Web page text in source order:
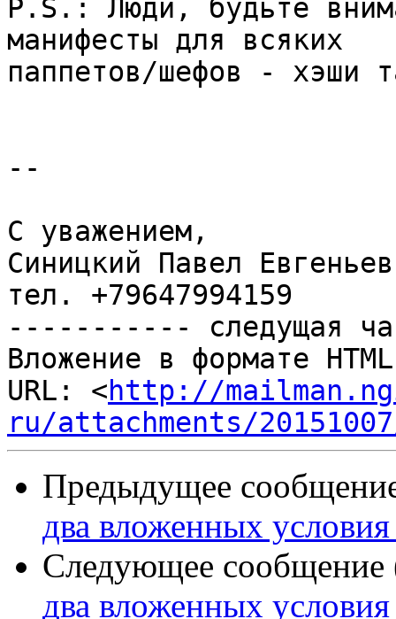
P.S.: Люди, будьте
манифесты для всяких
паппетов/шефов - хэши
--
С уважением,
Синицкий Павел
тел. +79647994159
----------- следущая
Вложение в формате
URL: <http://
ru/attachments/
Предыдущее
два вложенных
Следующее сообщение
два вложенных